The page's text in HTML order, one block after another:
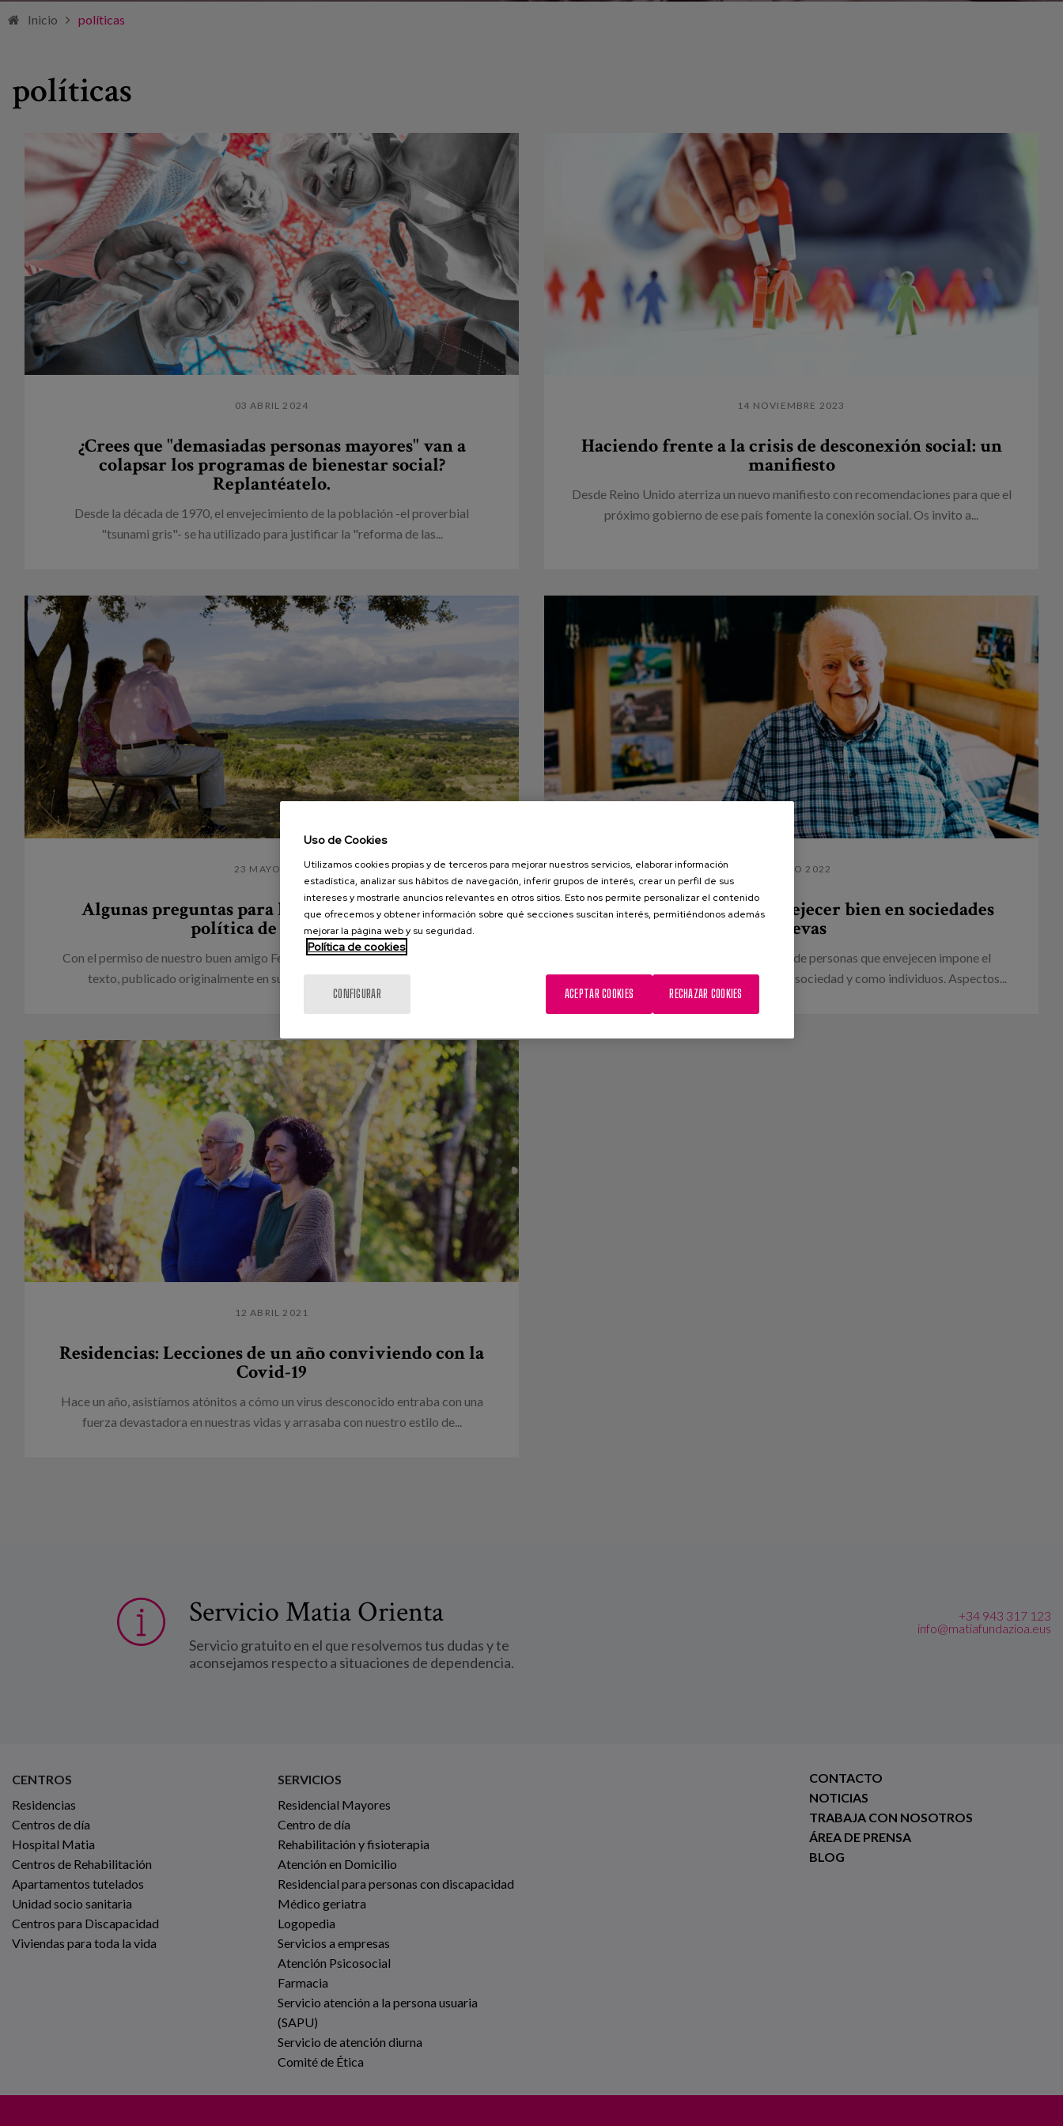
Inicio políticas
políticas
03 ABRIL 2024
¿Crees que "demasiadas personas mayores" van a
colapsar los programas de bienestar social?
Replantéatelo.
Desde la década de 1970, el envejecimiento de la población -el proverbial
"tsunami gris"- se ha utilizado para justificar la "reforma de las...
14 NOVIEMBRE 2023
Haciendo frente a la crisis de desconexión social: un
manifiesto
Desde Reino Unido aterriza un nuevo manifiesto con recomendaciones para que el
próximo gobierno de ese país fomente la conexión social. Os invito a...
23 MAYO 2023
Algunas preguntas para la construcción de una
política de cuidados
Con el permiso de nuestro buen amigo Fernando Fantova hoy os acercamos un
texto, publicado originalmente en su blog, en el que plantea algunas...
09 ENERO 2022
Diez propuestas para envejecer bien en sociedades
longevas
El crecimiento sostenido e imparable de personas que envejecen impone el
afrontamiento de nuevos desafíos como sociedad y como individuos. Aspectos...
12 ABRIL 2021
Residencias: Lecciones de un año conviviendo con la
Covid-19
Hace un año, asistíamos atónitos a cómo un virus desconocido entraba con una
fuerza devastadora en nuestras vidas y arrasaba con nuestro estilo de...
Servicio Matia Orienta
Servicio gratuito en el que resolvemos tus dudas y te
aconsejamos respecto a situaciones de dependencia.
+34 943 317 123
info@matiafundazioa.eus
CENTROS
Residencias
Centros de día
Hospital Matia
Centros de Rehabilitación
Apartamentos tutelados
Unidad socio sanitaria
Centros para Discapacidad
Viviendas para toda la vida
SERVICIOS
Residencial Mayores
Centro de día
Rehabilitación y fisioterapia
Atención en Domicilio
Residencial para personas con discapacidad
Médico geriatra
Logopedia
Servicios a empresas
Atención Psicosocial
Farmacia
Servicio atención a la persona usuaria
(SAPU)
Servicio de atención diurna
Comité de Ética
CONTACTO
NOTICIAS
TRABAJA CON NOSOTROS
ÁREA DE PRENSA
BLOG
Uso de Cookies
Utilizamos cookies propias y de terceros para mejorar nuestros servicios, elaborar información
estadística, analizar sus hábitos de navegación, inferir grupos de interés, crear un perfil de sus
intereses y mostrarle anuncios relevantes en otros sitios. Esto nos permite personalizar el contenido
que ofrecemos y obtener información sobre qué secciones suscitan interés, permitiéndonos además
mejorar la página web y su seguridad.
Política de cookies
CONFIGURAR RECHAZAR COOKIES
ACEPTAR COOKIES